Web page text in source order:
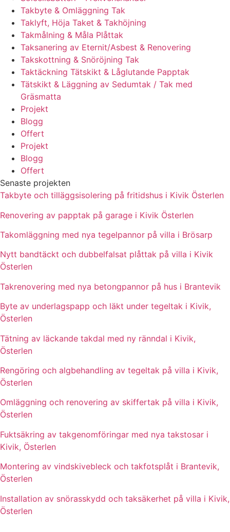
Takbyte & Omläggning Tak
Taklyft, Höja Taket & Takhöjning
Takmålning & Måla Plåttak
Taksanering av Eternit/Asbest & Renovering
Takskottning & Snöröjning Tak
Taktäckning Tätskikt & Låglutande Papptak
Tätskikt & Läggning av Sedumtak / Tak med
Gräsmatta
Projekt
Blogg
Offert
Projekt
Blogg
Offert
Senaste projekten
Takbyte och tilläggsisolering på fritidshus i Kivik Österlen
Renovering av papptak på garage i Kivik Österlen
Takomläggning med nya tegelpannor på villa i Brösarp
Nytt bandtäckt och dubbelfalsat plåttak på villa i Kivik
Österlen
Takrenovering med nya betongpannor på hus i Brantevik
Byte av underlagspapp och läkt under tegeltak i Kivik,
Österlen
Tätning av läckande takdal med ny ränndal i Kivik,
Österlen
Rengöring och algbehandling av tegeltak på villa i Kivik,
Österlen
Omläggning och renovering av skiffertak på villa i Kivik,
Österlen
Fuktsäkring av takgenomföringar med nya takstosar i
Kivik, Österlen
Montering av vindskivebleck och takfotsplåt i Brantevik,
Österlen
Installation av snörasskydd och taksäkerhet på villa i Kivik,
Österlen